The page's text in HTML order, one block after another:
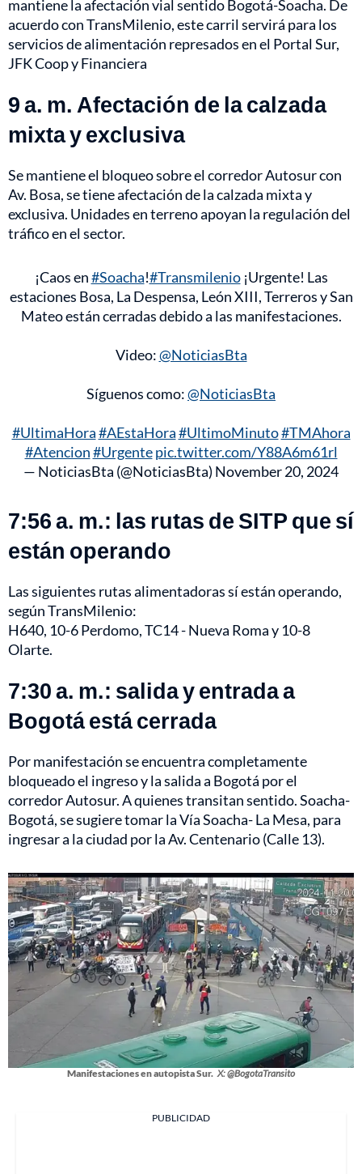
mantiene la afectación vial sentido Bogotá-Soacha. De
acuerdo con TransMilenio, este carril servirá para los
servicios de alimentación represados en el Portal Sur,
JFK Coop y Financiera
9 a. m. Afectación de la calzada
mixta y exclusiva
Se mantiene el bloqueo sobre el corredor Autosur con
Av. Bosa, se tiene afectación de la calzada mixta y
exclusiva. Unidades en terreno apoyan la regulación del
tráfico en el sector.
¡Caos en#Soacha!#Transmilenio¡Urgente! Las
estaciones Bosa, La Despensa, León XIII, Terreros y San
Mateo están cerradas debido a las manifestaciones.
Video:@NoticiasBta
Síguenos como:@NoticiasBta
#UltimaHora#AEstaHora#UltimoMinuto#TMAhora
#Atencion#Urgente pic.twitter.com/Y88A6m61rl
— NoticiasBta (@NoticiasBta) November 20, 2024
7:56 a. m.: las rutas de SITP que sí
están operando
Las siguientes rutas alimentadoras sí están operando,
según TransMilenio:
H640, 10-6 Perdomo, TC14 - Nueva Roma y 10-8
Olarte.
7:30 a. m.: salida y entrada a
Bogotá está cerrada
Por manifestación se encuentra completamente
bloqueado el ingreso y la salida a Bogotá por el
corredor Autosur. A quienes transitan sentido. Soacha-
Bogotá, se sugiere tomar la Vía Soacha- La Mesa, para
ingresar a la ciudad por la Av. Centenario (Calle 13).
Manifestaciones en autopista Sur. X: @BogotaTransito
PUBLICIDAD